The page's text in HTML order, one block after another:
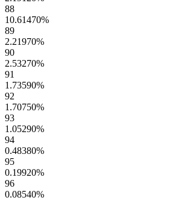
88
10.61470%
89
2.21970%
90
2.53270%
91
1.73590%
92
1.70750%
93
1.05290%
94
0.48380%
95
0.19920%
96
0.08540%